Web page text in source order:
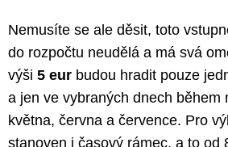
Nemusíte se ale děsit, toto
do rozpočtu neudělá a má svá
výši 5 eur budou hradit pouze
a jen ve vybraných dnech během
května, června a července. Pro
stanoven i časový rámec, a to od